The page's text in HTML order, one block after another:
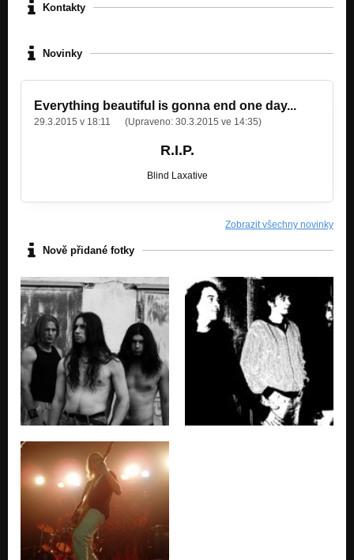
Kontakty
Novinky
Everything beautiful is gonna end one day...
29.3.2015 v 18:11 (Upraveno: 30.3.2015 ve 14:35)
R.I.P.
Blind Laxative
Zobrazit všechny novinky
Nově přidané fotky